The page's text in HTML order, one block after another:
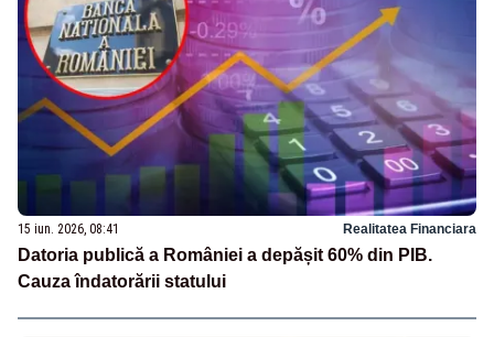
15 iun. 2026, 08:41 Realitatea Financiara
Datoria publică a României a depășit 60% din PIB.
Cauza îndatorării statului